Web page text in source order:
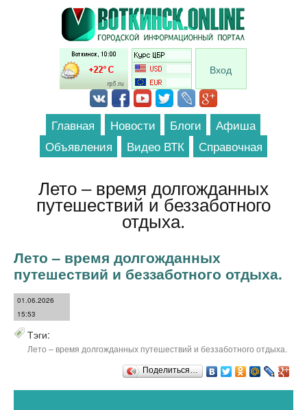
Перейти к основному содержанию
Вход
Главная Новости Блоги
Афиша
Объявления
Видео ВТК Справочная
Лето – время долгожданных
путешествий и беззаботного
отдыха.
Лето – время долгожданных
путешествий и беззаботного отдыха.
01.06.2026
15:53
Тэги:
Лето – время долгожданных путешествий и беззаботного отдыха.
Поделиться…